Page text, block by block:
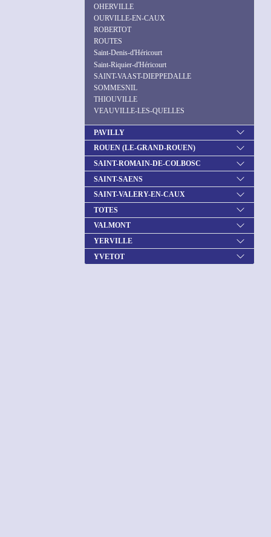
OHERVILLE
OURVILLE-EN-CAUX
ROBERTOT
ROUTES
Saint-Denis-d'Héricourt
Saint-Riquier-d'Héricourt
SAINT-VAAST-DIEPPEDALLE
SOMMESNIL
THIOUVILLE
VEAUVILLE-LES-QUELLES
PAVILLY
ROUEN (LE-GRAND-ROUEN)
SAINT-ROMAIN-DE-COLBOSC
SAINT-SAENS
SAINT-VALERY-EN-CAUX
TOTES
VALMONT
YERVILLE
YVETOT